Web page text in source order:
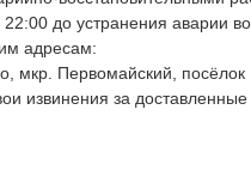
до устранения аварии
адресам:
мкр. Первомайский, посёлок
извинения за доставленные